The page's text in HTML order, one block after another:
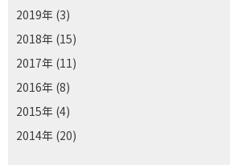
2019年 (3)
2018年 (15)
2017年 (11)
2016年 (8)
2015年 (4)
2014年 (20)